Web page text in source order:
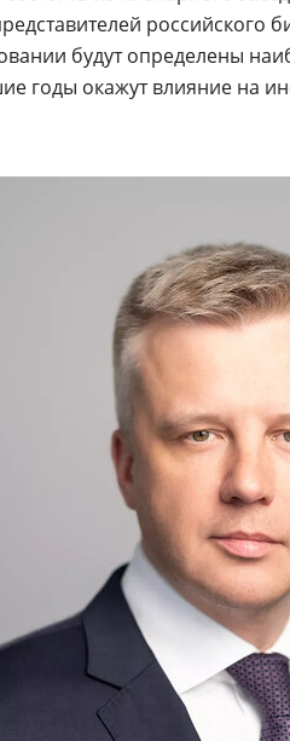
российского
будут определены
годы окажут влияние на